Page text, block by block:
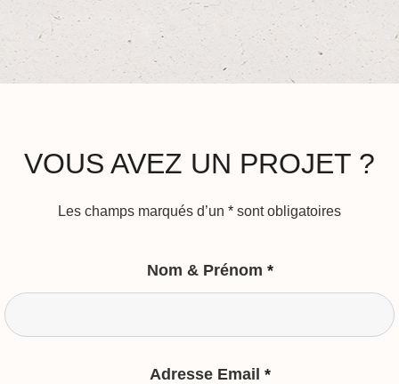
VOUS AVEZ UN PROJET ?
Les champs marqués d’un * sont obligatoires
Nom & Prénom *
Adresse Email *